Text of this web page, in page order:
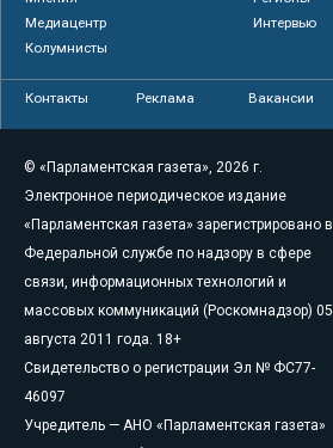
Медиацентр
Интервью
Колумнисты
Контакты Реклама Вакансии
© «Парламентская газета», 2026 г.
Электронное периодическое издание
«Парламентская газета» зарегистрировано в
Федеральной службе по надзору в сфере
связи, информационных технологий и
массовых коммуникаций (Роскомнадзор) 05
августа 2011 года. 18+
Свидетельство о регистрации Эл № ФС77-
46097
Учредитель — АНО «Парламентская газета»